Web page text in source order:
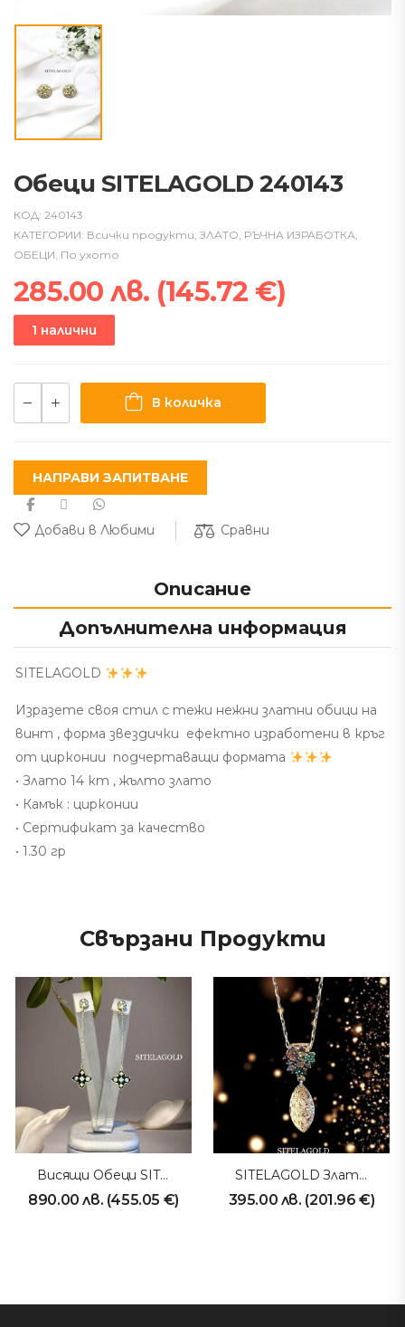
Обеци SITELAGOLD 240143
КОД: 240143
КАТЕГОРИИ: Всички продукти, ЗЛАТО, РЪЧНА ИЗРАБОТКА,
ОБЕЦИ, По ухото
285.00 лв. (145.72 €)
1 налични
В количка
НАПРАВИ ЗАПИТВАНЕ
Добави в Любими Сравни
Описание
Допълнителна информация
SITELAGOLD
Изразете своя стил с тежи нежни златни обици на
винт , форма звездички ефектно изработени в кръг
от цирконии подчертаващи формата
• Злато 14 кт , жълто злато
• Камък : цирконии
• Сертификат за качество
• 1.30 гр
Свързани Продукти
Висящи Обеци SITELAGOLD 230906
890.00лв. (455.05 €)
SITELAGOLD Златно Колие 231016
395.00 лв. (201.96€)